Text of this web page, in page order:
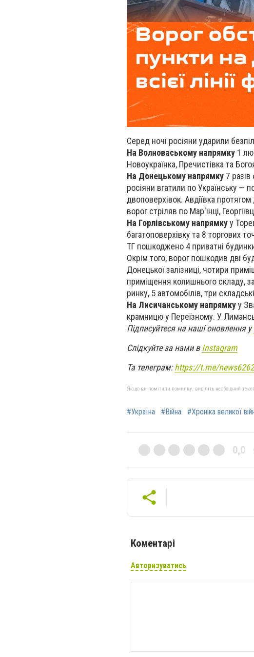
Серед ночі росіяни ударили
На Волноваському напрямку 1
Новоукраїнка, Пречистівка та
На Донецькому напрямку 7
росіяни вгатили по Українську —
двоповерхівок. Авдіївка протягом
ворог стріляв по Мар'їнці,
На Горлівському напрямкуу
багатоповерхівку та 8 торгових
ТГ пошкоджено 4 приватні
Окрім того, ворог пошкодив дві
Донецької залізниці, чотири
приміщення колишнього складу,
ринку, 5 автомобілів, три
На Лисичанському напрямкуу
крамницю у Переїзному. У
Підписуйтеся на наші оновлення у
Слідкуйте за нами вInstagram
Та телеграм:https://t.me/news6262
Якщо ви помітили помилку, виділіть необхідний
#Україна #Війна #Хроніка великої
0,0
Коментарі
Авторизуватись